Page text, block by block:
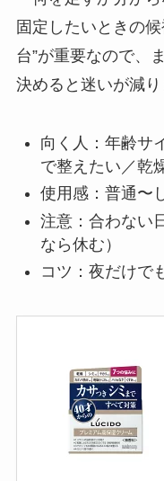
固定したいときの
台”が重要なので、
決めると迷いが減り
向く人：年齢サ
で整えたい／乾
使用感：普通〜
注意：合わない
なら休む）
コツ：夜だけで